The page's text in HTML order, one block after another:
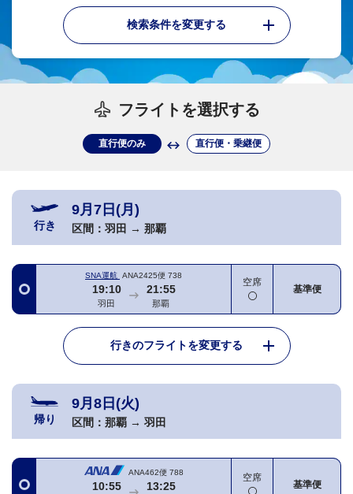
検索条件を変更する
フライトを選択する
直行便のみ 直行便・乗継便
行き
9月7日(月)
区間： 羽田 → 那覇
SNA運航 ANA2425便 738
19:10
羽田
21:55
那覇
空席
基準便
行きのフライトを変更する
帰り
9月8日(火)
区間： 那覇 → 羽田
ANA462便 788
10:55 13:25
空席
基準便